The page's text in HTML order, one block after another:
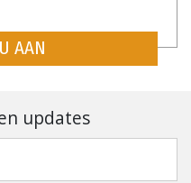
AAN
updates